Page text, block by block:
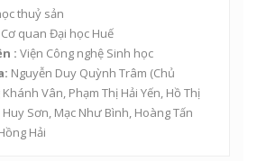
thuỷ sản
Cơ quan Đại học Huế
: Viện Công nghệ Sinh học
Nguyễn Duy Quỳnh Trâm (Chủ
Vân, Phạm Thị Hải Yến, Hồ Thị
Sơn, Mạc Như Bình, Hoàng Tấn
Hải